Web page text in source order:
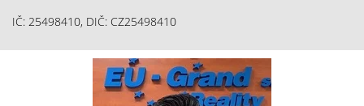
IČ: 25498410, DIČ: CZ25498410